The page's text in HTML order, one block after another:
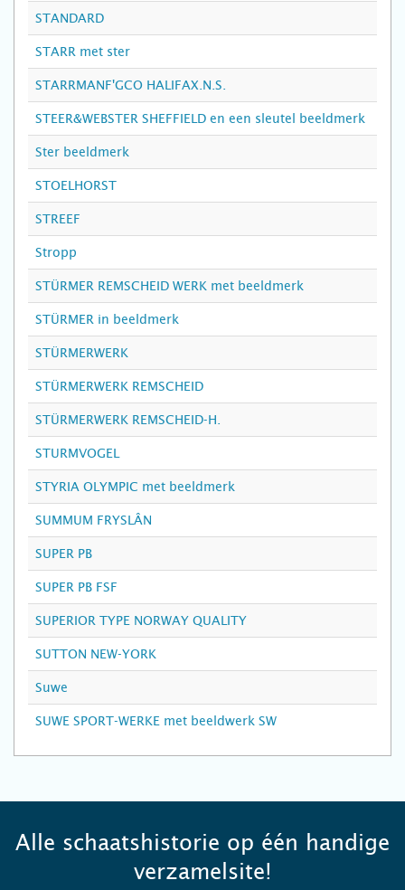
STANDARD
STARR met ster
STARRMANF'GCO HALIFAX.N.S.
STEER&WEBSTER SHEFFIELD en een sleutel beeldmerk
Ster beeldmerk
STOELHORST
STREEF
Stropp
STÜRMER REMSCHEID WERK met beeldmerk
STÜRMER in beeldmerk
STÜRMERWERK
STÜRMERWERK REMSCHEID
STÜRMERWERK REMSCHEID-H.
STURMVOGEL
STYRIA OLYMPIC met beeldmerk
SUMMUM FRYSLÂN
SUPER PB
SUPER PB FSF
SUPERIOR TYPE NORWAY QUALITY
SUTTON NEW-YORK
Suwe
SUWE SPORT-WERKE met beeldwerk SW
Alle schaatshistorie op één handige
verzamelsite!